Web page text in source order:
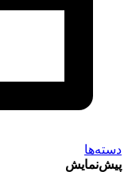
دسته‌ها
پیش‌نمایش